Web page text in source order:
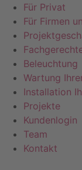
Für Privat
Für Firmen
Beleuchtung
Wartung
Installation
Projekte
Kundenlogin
Team
Kontakt